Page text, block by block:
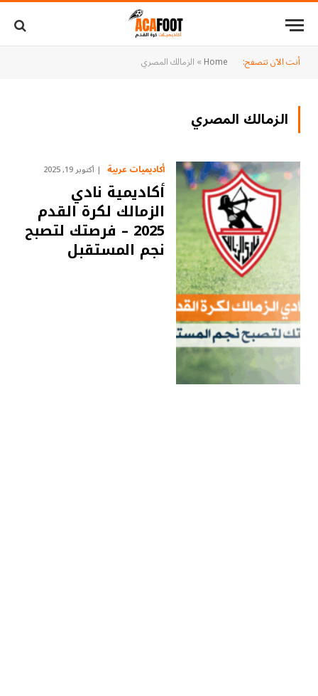
أنت الآن تتصفح: Home
» الزمالك المصري
الزمالك المصري
أكاديميات عربية أكتوبر 19, 2025
أكاديمية نادي
الزمالك لكرة القدم
2025 – فرصتك لتصبح
نجم المستقبل